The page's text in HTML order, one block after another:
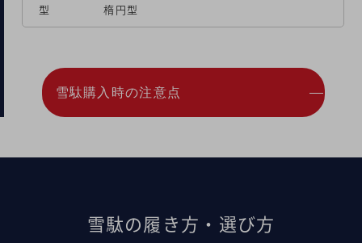
型 楕円型
雪駄購入時の注意点
雪駄の履き方・選び方